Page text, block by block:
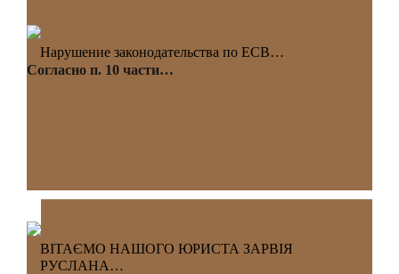
Нарушение законодательства по ЕСВ…
Согласно п. 10 части…
ВІТАЄМО НАШОГО ЮРИСТА ЗАРВІЯ
РУСЛАНА…